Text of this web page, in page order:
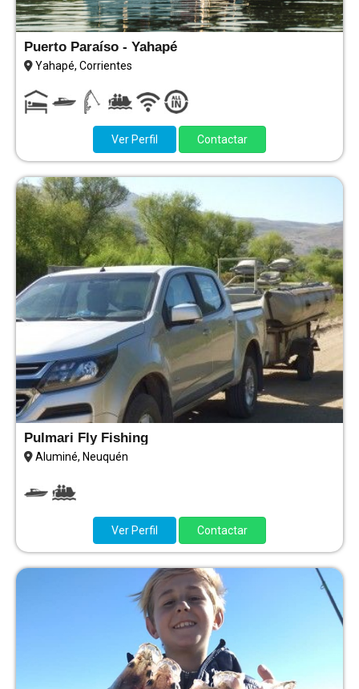
Puerto Paraíso - Yahapé
Yahapé, Corrientes
Ver Perfil Contactar
Pulmari Fly Fishing
Aluminé, Neuquén
Ver Perfil Contactar